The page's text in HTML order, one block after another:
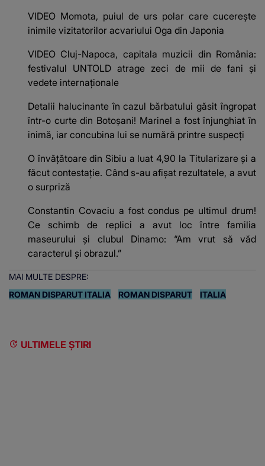
VIDEO Momota, puiul de urs polar care cucerește
inimile vizitatorilor acvariului Oga din Japonia
VIDEO Cluj-Napoca, capitala muzicii din România:
festivalul UNTOLD atrage zeci de mii de fani și
vedete internaționale
Detalii halucinante în cazul bărbatului găsit îngropat
într-o curte din Botoșani! Marinel a fost înjunghiat în
inimă, iar concubina lui se numără printre suspecți
O învățătoare din Sibiu a luat 4,90 la Titularizare și a
făcut contestație. Când s-au afișat rezultatele, a avut
o surpriză
Constantin Covaciu a fost condus pe ultimul drum!
Ce schimb de replici a avut loc între familia
maseurului și clubul Dinamo: “Am vrut să văd
caracterul și obrazul.”
MAI MULTE DESPRE:
ROMAN DISPARUT ITALIA
ROMAN DISPARUT ITALIA
ULTIMELE ȘTIRI